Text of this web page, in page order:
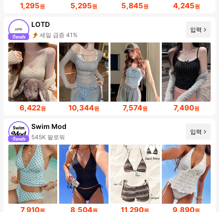
1,295원 5,295원 5,845원 4,245원
LOTD
세일 급증 41%
입력
6,422원 10,344원 7,574원 7,490원
Swim Mod
545K 팔로워
입력
7,910원 8,504원 11,290원 9,890원